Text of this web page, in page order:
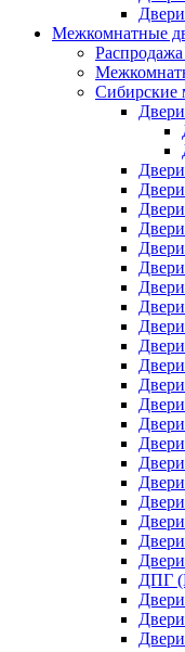
Межкомнатные
Сибирские
ДПГ